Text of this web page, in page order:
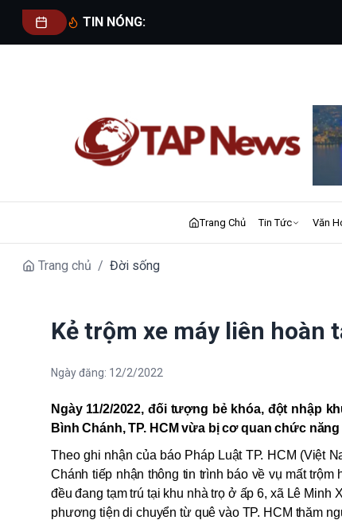
TIN NÓNG:
Trang Chủ Tin Tức Văn
Trang chủ / Đời sống
Kẻ trộm xe máy liên hoàn
Ngày đăng: 12/2/2022
Ngày 11/2/2022, đối tượng bẻ khóa, đột nhập
Bình Chánh, TP. HCM vừa bị cơ quan chức
Theo ghi nhận của báo Pháp Luật TP. HCM (Việt
Chánh tiếp nhận thông tin trình báo về vụ mất trộm
đều đang tạm trú tại khu nhà trọ ở ấp 6, xã Lê
phương tiện di chuyển từ quê vào TP. HCM thăm